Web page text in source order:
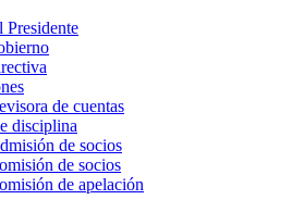
Presidente
de cuentas
disciplina
de socios
de socios
de apelación